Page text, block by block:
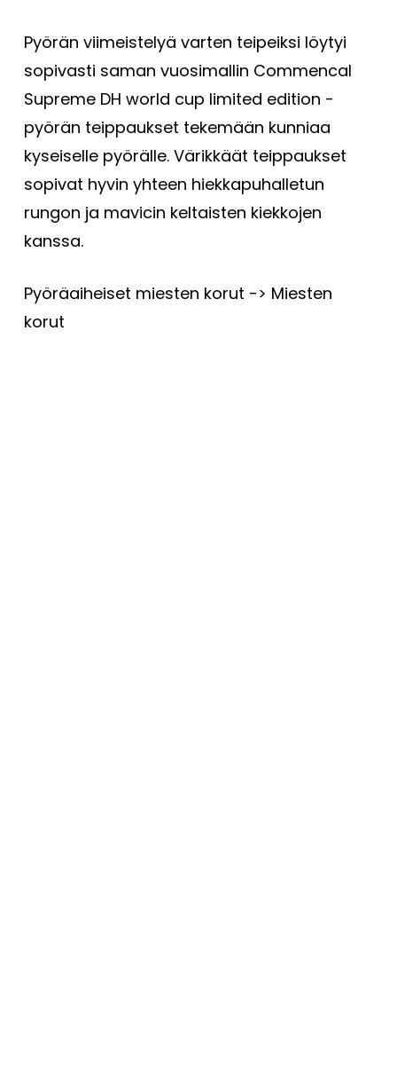
Pyörän viimeistelyä varten teipeiksi löytyi
sopivasti saman vuosimallin Commencal
Supreme DH world cup limited edition -
pyörän teippaukset tekemään kunniaa
kyseiselle pyörälle. Värikkäät teippaukset
sopivat hyvin yhteen hiekkapuhalletun
rungon ja mavicin keltaisten kiekkojen
kanssa.
Pyöräaiheiset miesten korut -> Miesten
korut